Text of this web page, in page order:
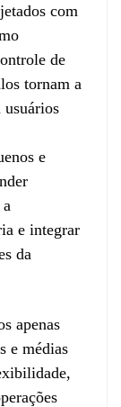
com
de
tornam a
usuários
e
e integrar
da
apenas
e médias